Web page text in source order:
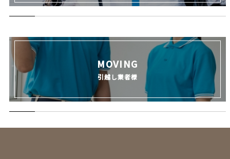
MOVING
引越し業者様